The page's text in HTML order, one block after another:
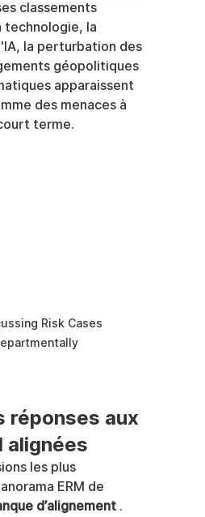
classements
technologie, la
la perturbation des
géopolitiques
apparaissent
des menaces à
terme.
Risk Cases
réponses aux
alignées
les plus
ERM de
d’alignement .